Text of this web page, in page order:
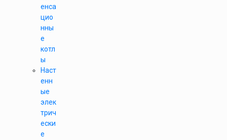
енса
цио
нны
е
котл
ы
Наст
енн
ые
элек
трич
ески
е